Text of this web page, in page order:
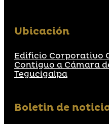
Ubicación
Edificio Corporativo
Contiguo a Cámara
Tegucigalpa
Boletin de